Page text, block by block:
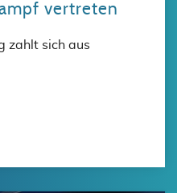
vertreten
zahlt sich aus